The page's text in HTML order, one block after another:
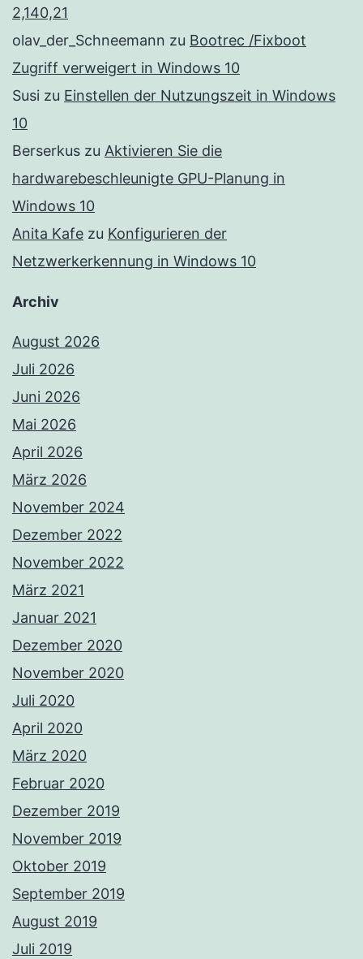
2,140,21
olav_der_Schneemann zu Bootrec /Fixboot
Zugriff verweigert in Windows 10
Susi zu Einstellen der Nutzungszeit in Windows
10
Berserkus zu Aktivieren Sie die
hardwarebeschleunigte GPU-Planung in
Windows 10
Anita Kafe zu Konfigurieren der
Netzwerkerkennung in Windows 10
Archiv
August 2026
Juli 2026
Juni 2026
Mai 2026
April 2026
März 2026
November 2024
Dezember 2022
November 2022
März 2021
Januar 2021
Dezember 2020
November 2020
Juli 2020
April 2020
März 2020
Februar 2020
Dezember 2019
November 2019
Oktober 2019
September 2019
August 2019
Juli 2019